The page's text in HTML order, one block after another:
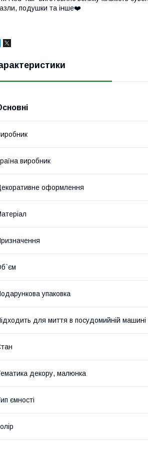
подушки та інше❤️
виробник
оформлення
упаковка
для миття в посудомийній машині
декору, малюнка
ємності